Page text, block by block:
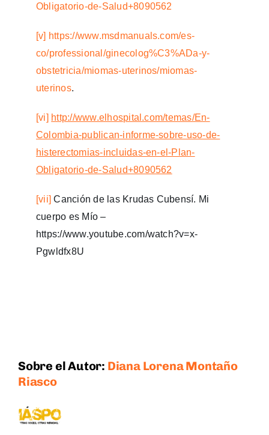
Obligatorio-de-Salud+8090562
[v] https://www.msdmanuals.com/es-
co/professional/ginecolog%C3%ADa-y-
obstetricia/miomas-uterinos/miomas-
uterinos.
[vi] http://www.elhospital.com/temas/En-
Colombia-publican-informe-sobre-uso-de-
histerectomias-incluidas-en-el-Plan-
Obligatorio-de-Salud+8090562
[vii] Canción de las Krudas Cubensí. Mi
cuerpo es Mío –
https://www.youtube.com/watch?v=x-
Pgwldfx8U
Sobre el Autor: Diana Lorena Montaño
Riasco